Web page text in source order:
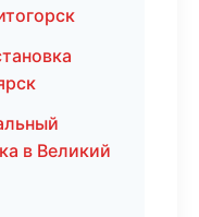
в Великий